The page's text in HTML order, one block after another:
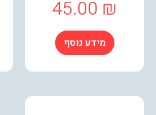
45.00
מידע נוסף